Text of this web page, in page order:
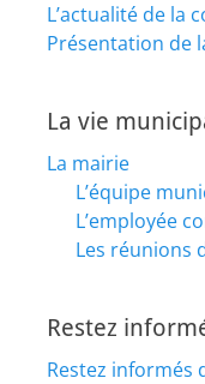
L’actualité de la
Présentation de
La vie
La mairie
L’équipe
L’employée
Les réunions
Restez
Restez informés